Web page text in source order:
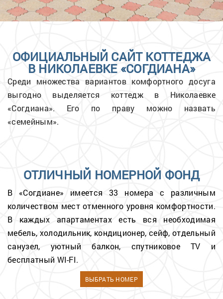
ОФИЦИАЛЬНЫЙ САЙТ КОТТЕДЖА
В НИКОЛАЕВКЕ «СОГДИАНА»
Среди множества вариантов комфортного досуга
выгодно выделяется коттедж в Николаевке
«Согдиана». Его по праву можно назвать
«семейным».
ОТЛИЧНЫЙ НОМЕРНОЙ ФОНД
В «Согдиане» имеется 33 номера с различным
количеством мест отменного уровня комфортности.
В каждых апартаментах есть вся необходимая
мебель, холодильник, кондиционер, сейф, отдельный
санузел, уютный балкон, спутниковое TV и
бесплатный WI-FI.
ВЫБРАТЬ НОМЕР